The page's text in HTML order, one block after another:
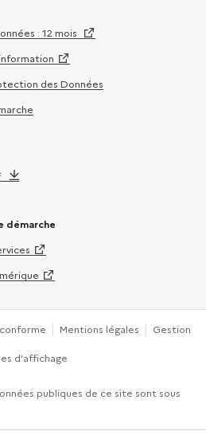
: 12 mois
des Données
démarche
Mentions légales Gestion
d’affichage
publiques de ce site sont sous